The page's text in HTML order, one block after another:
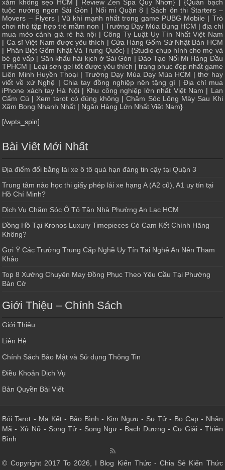
xăm không sẹo HCM | Review Zen Spa Quy Nhơn} | {Quán bạch
tuộc nướng ngon Sài Gòn | Nối mi Quận 8 | Sách ôn thi Starters –
Movers – Flyers| Vũ khí mạnh nhất trong game PUBG Mobile | Trò
chơi nhỏ tập hợp trẻ mầm non | Trường Dạy Múa Bụng HCM | địa chỉ
mua mèo cảnh giá rẻ hà nội |Công Ty Luật Uy Tín Nhất Việt Nam
| Ca sĩ Việt Nam được yêu thích | Cửa Hàng Gốm Sứ Nhật Bản HCM
| Phân Biệt Gốm Nhật Và Trung Quốc} | {Studio chụp hình cho mẹ và
bé gò vấp | Sân khấu hài kịch ở Sài Gòn |Đào Tạo Nối Mi Hàng Đầu
TPHCM | Loại sơn gel tốt được yêu thích | trang phục đẹp nhất game
Liên Minh Huyền Thoại|Trường Dạy Múa Dạy Múa HCM |thơ hay
viết về xứ Nghệ | Chia tay đồng nghiệp nên tặng gì | Địa chỉ mua
iPhone xách tay Hà Nội| Khu công nghiệp lớn nhất Việt Nam | Lan
Cẩm Cù |Xem tarot có đúng không |Chăm Sóc Lông Mày Sau Khi
Xăm Bong Nhanh Nhất | Ngân Hàng Lớn Nhất Việt Nam}
[/wpts_spin]
Bài Viết Mới Nhất
Địa điểm đổi bằng lái xe ô tô quá hạn đáng tin cậy tại Quận 3
Trung tâm nào học thi giấy phép lái xe hạng A (A2 cũ), A1 uy tín tại
Hồ Chí Minh?
Dịch Vụ Chăm Sóc Ô Tô Tận Nhà Phường An Lạc HCM
Đồng Hồ Tại Kronos Luxury Timepieces Có Cam Kết Chính Hãng
Không?
Gợi Ý Các Trường Trung Cấp Nghề Uy Tín Tại Nghệ An Nên Tham
Khảo
Top 8 Xưởng Chuyên May Đồng Phục Theo Yêu Cầu Tại Phường
Bàn Cờ
Giới Thiệu – Chính Sách
Giới Thiệu
Liên Hệ
Chính Sách Bảo Mật và Sử dụng Thông Tin
Điều Khoản Dịch Vụ
Bản Quyền Bài Viết
Bói Tarot - Ma Kết- Bảo Bình - Kim Ngưu - Sư Tử- Bọ Cạp- Nhân
Mã - Xử Nữ- Song Tử- Song Ngư- Bạch Dương - Cự Giải- Thiên
Bình
© Copyright 2017 To 2026, I Blog Kiến Thức - Chia Sẻ Kiến Thức